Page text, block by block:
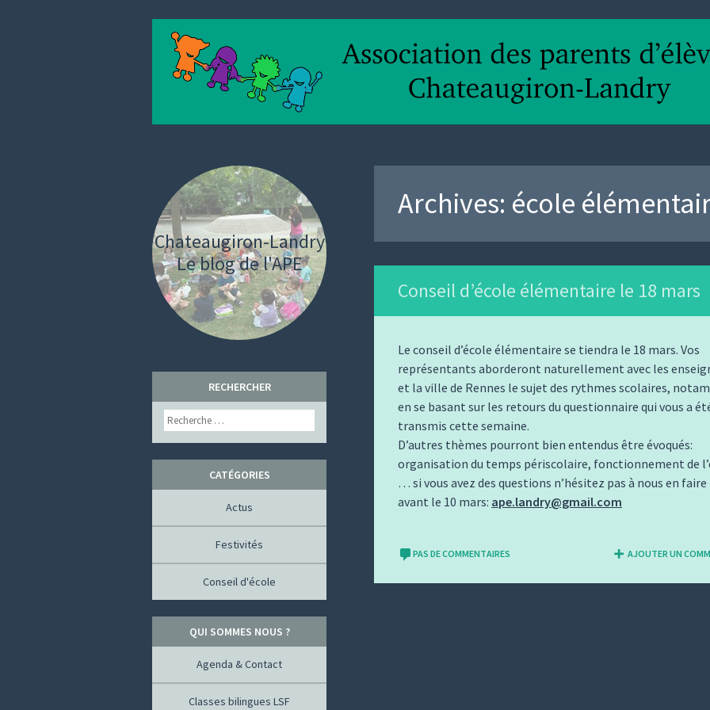
Chateaugiron-Landry
Le blog de l'APE
TO
CONTENT
Archives: école
Conseil d’école élémentaire le 18 mars
Le conseil d’école élémentaire se tiendra le 18 mars. Vos
représentants aborderont naturellement avec les
et la ville de Rennes le sujet des rythmes scolaires,
en se basant sur les retours du questionnaire qui vous a
transmis cette semaine.
D’autres thèmes pourront bien entendus être évoqués:
organisation du temps périscolaire, fonctionnement de
… si vous avez des questions n’hésitez pas à nous en
avant le 10 mars: ape.landry@gmail.com
PAS DE COMMENTAIRES AJOUTER UN
RECHERCHER
Search
CATÉGORIES
Actus
Festivités
Conseil d'école
QUI SOMMES NOUS ?
Agenda & Contact
Classes bilingues LSF